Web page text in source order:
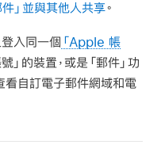
」並與其他人共享。
入同一個 「Apple 帳
」的裝置，或是「郵件」功
看自訂電子郵件網域和電